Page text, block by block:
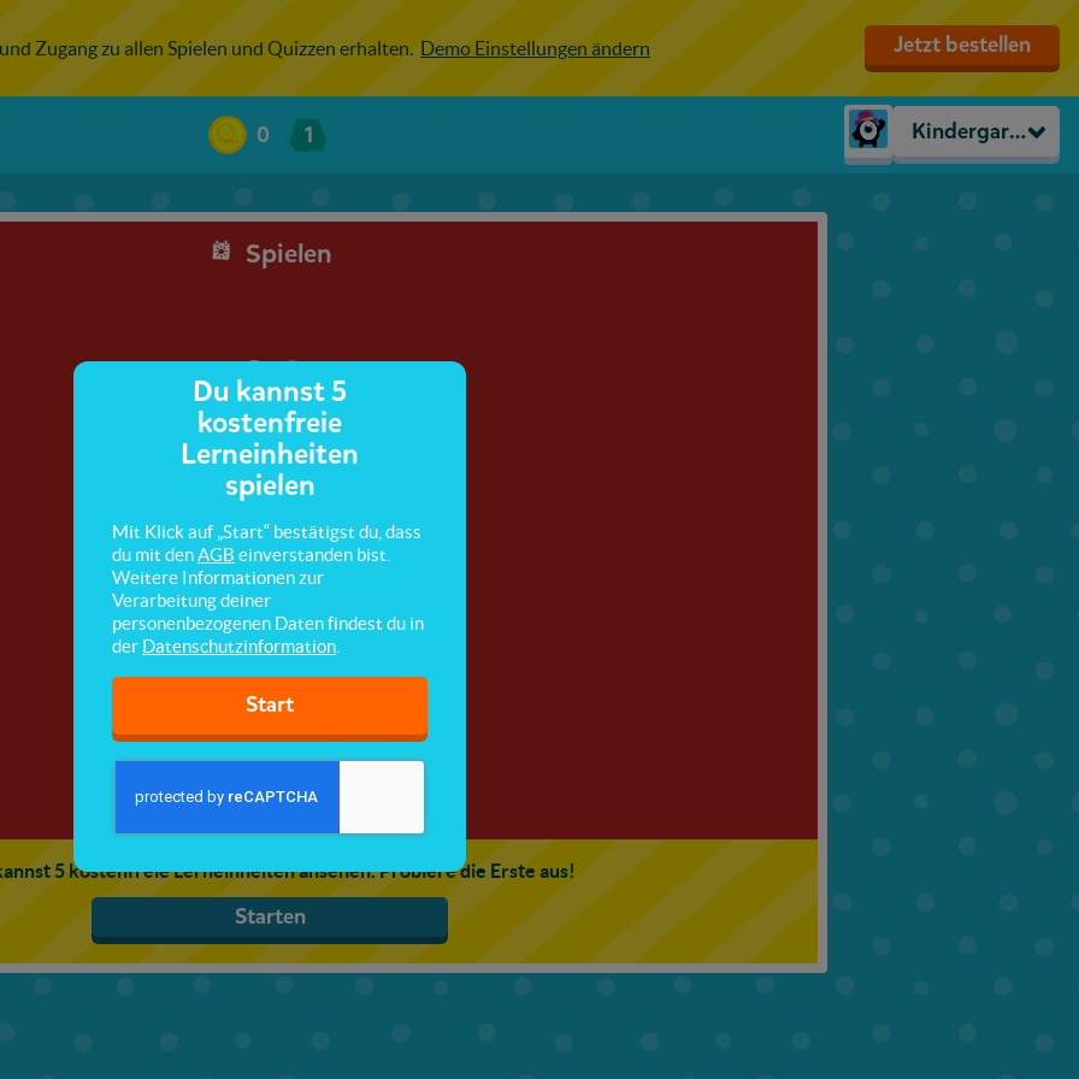
Zugang zu allen Spielen und Quizzen erhalten. Demo Einstellungen ändern Jetzt bestellen
0 1 Kindergarten
Spielen
Such das Fernglas
Kannst du das Fernglas auf dem Bild finden?
5 kostenfreie Lerneinheiten ansehen. Probiere die Erste aus!
Starten
Du kannst 5
kostenfreie
Lerneinheiten
spielen
Mit Klick auf „Start“ bestätigst du, dass
du mit denAGB einverstanden bist.
Weitere Informationen zur
Verarbeitung deiner
personenbezogenen Daten findest du in
der Datenschutzinformation
Start